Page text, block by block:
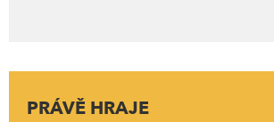
PRÁVĚ HRAJE